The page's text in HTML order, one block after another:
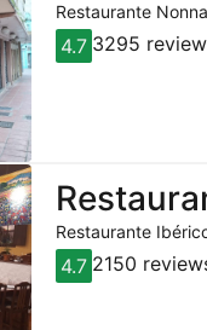
Restaurante
4.7 3295
Restaurante
4.7 2150